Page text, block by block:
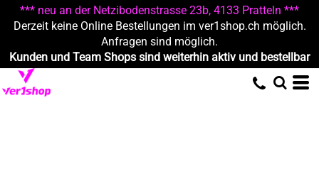
*** neu an der Netzibodenstrasse 23b, 4133 Pratteln ***
Derzeit keine Online Bestellungen im ver1shop.ch möglich.
Anfragen sind möglich.
Kunden und Team Shops sind weiterhin aktiv und bestellbar